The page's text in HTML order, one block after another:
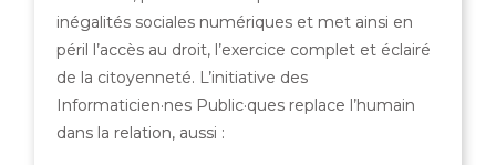
inégalités sociales numériques et met ainsi en
péril l’accès au droit, l’exercice complet et éclairé
de la citoyenneté. L’initiative des
Informaticien·nes Public·ques replace l’humain
dans la relation, aussi :